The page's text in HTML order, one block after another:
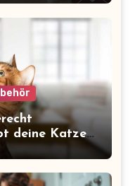
deine Katze